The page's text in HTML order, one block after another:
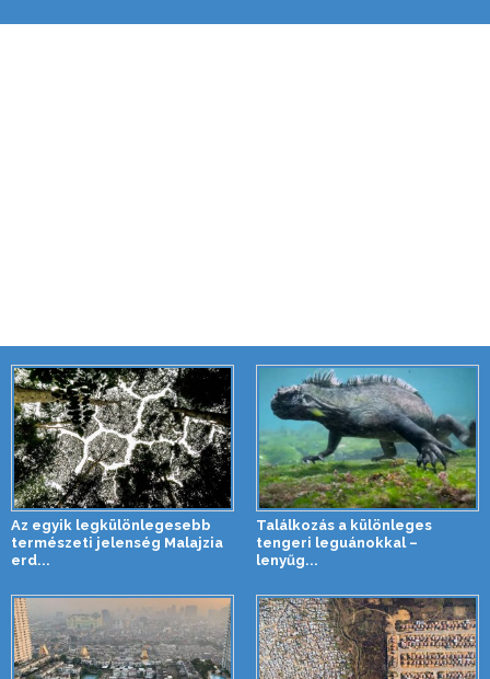
Az egyik legkülönlegesebb
természeti jelenség Malajzia
erd...
Találkozás a különleges
tengeri leguánokkal –
lenyűg...